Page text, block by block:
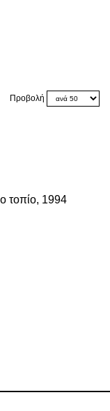
Προβολή
τοπίο, 1994